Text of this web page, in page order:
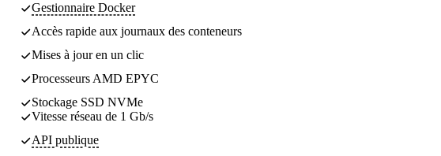
Gestionnaire Docker
Accès rapide aux journaux des conteneurs
Mises à jour en un clic
Processeurs AMD EPYC
Stockage SSD NVMe
Vitesse réseau de 1 Gb/s
API publique